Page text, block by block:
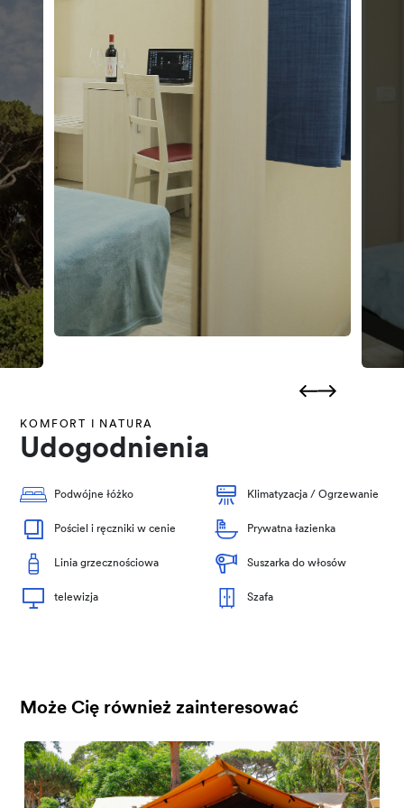
KOMFORT I NATURA
Udogodnienia
Podwójne łóżko Klimatyzacja / Ogrzewanie
Pościel i ręczniki w cenie Prywatna łazienka
Linia grzecznościowa Suszarka do włosów
telewizja Szafa
Może Cię również zainteresować